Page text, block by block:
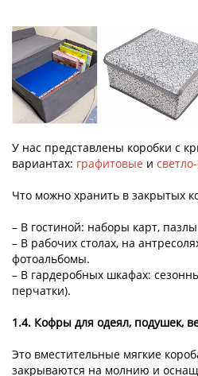
У нас представлены коробки с
вариантах: графитовые и
Что можно хранить в закрытых
– В гостиной: наборы карт,
– В рабочих столах, на
фотоальбомы.
– В гардеробных шкафах:
перчатки).
1.4. Кофры для одеял, подушек,
Это вместительные мягкие
закрываются на молнию и